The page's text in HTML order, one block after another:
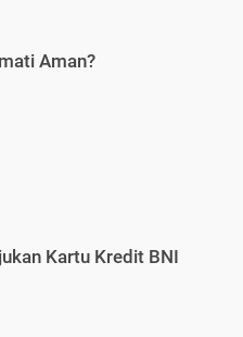
Aman?
Kartu Kredit BNI